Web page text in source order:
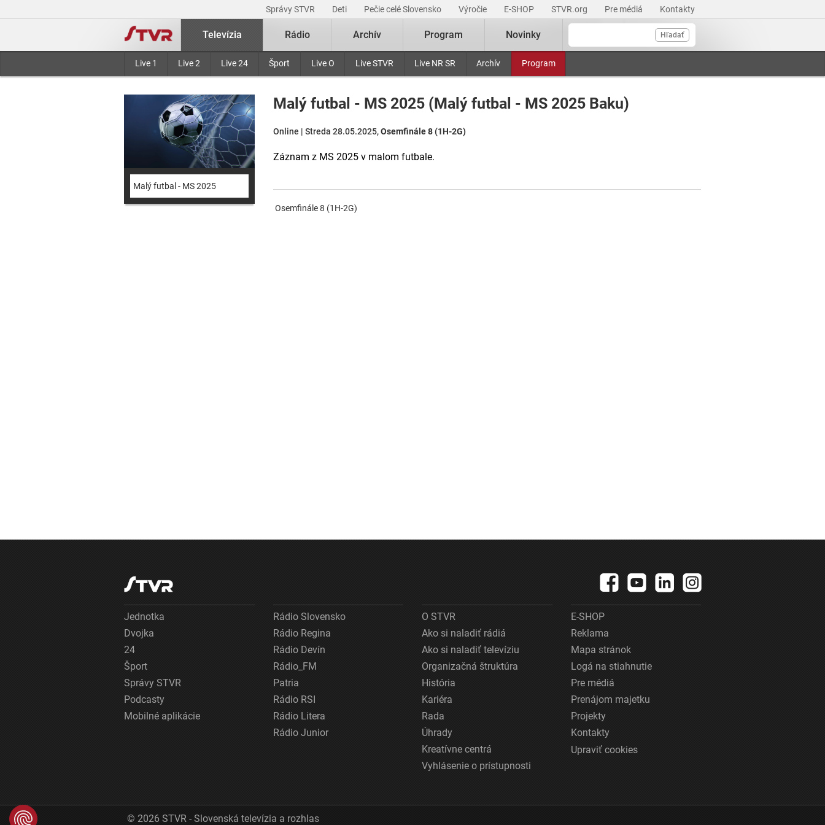
Správy STVR Deti Pečie celé Slovensko Výročie E-SHOP STVR.org Pre médiá Kontakty
Hľadať
Televízia
Live 1 Live 2 Live 24 Šport Live O Live STVR Live NR SR Archív Program
Rádio Archív Program Novinky
Malý futbal - MS 2025
Malý futbal - MS 2025 (Malý futbal - MS 2025 Baku)
Online | Streda 28.05.2025,Osemfinále 8 (1H-2G)
Záznam z MS 2025 v malom futbale.
Osemfinále 8 (1H-2G)
Jednotka
Dvojka
24
Šport
Správy STVR
Podcasty
Mobilné aplikácie
Rádio Slovensko
Rádio Regina
Rádio Devín
Rádio_FM
Patria
Rádio RSI
Rádio Litera
Rádio Junior
O STVR
Ako si naladiť rádiá
Ako si naladiť televíziu
Organizačná štruktúra
História
Kariéra
Rada
Úhrady
Kreatívne centrá
Vyhlásenie o prístupnosti
E-SHOP
Reklama
Mapa stránok
Logá na stiahnutie
Pre médiá
Prenájom majetku
Projekty
Kontakty
Upraviť cookies
© 2026 STVR - Slovenská televízia a rozhlas